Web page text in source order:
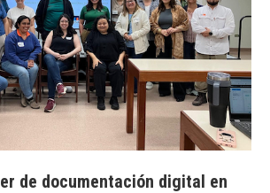
de documentación digital en